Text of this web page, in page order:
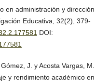
en administración y dirección
Educativa, 32(2), 379-
DOI:
J. y Acosta Vargas, M.
y rendimiento académico en